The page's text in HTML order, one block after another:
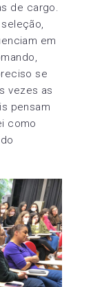
de cargo.
em
se
vezes as
pensam
como